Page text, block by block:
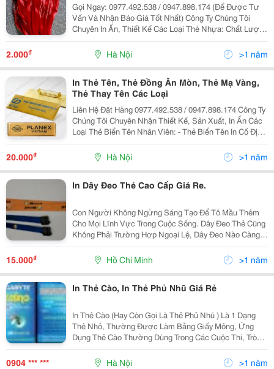
Gọi Ngay: 0977.492.538 / 0947.898.174 (Để Được Tư
Vấn Và Nhận Báo Giá Tốt Nhất) Công Ty Chúng Tôi
Chuyên In Ấn, Thiết Kế Các Loại Thẻ Nhựa: Chất Lượng
Đảm Bảo, Bền, Đẹp, Chi Phí Hợp Lý, Đáp Ứng Mọi Nhu
Cầu Tốt Nhất - In Thẻ Nhân Viên, Thẻ Hội
2.000₫ Hà Nội >1 năm
In Thẻ Tên, Thẻ Đồng Ăn Mòn, Thẻ Mạ Vàng,
Thẻ Thay Tên Các Loại
Liên Hệ Đặt Hàng 0977.492.538 / 0947.898.174 Công Ty
Chúng Tôi Chuyên Nhận Thiết Kế, Sản Xuất, In Ấn Các
Loại Thẻ Biển Tên Nhân Viên: - Thẻ Biển Tên In Cố Định
Thông Tin Chất Liệu Nhựa Pvc - Thẻ Biển Tên In Cố
Định Thông Tin Chất Liệu Nhôm X
20.000₫ Hà Nội >1 năm
In Dây Đeo Thẻ Cao Cấp Giá Re.
Con Người Không Ngừng Sáng Tạo Để Tô Mầu Thêm
Cho Mọi Lĩnh Vực Trong Cuộc Sống. Dây Đeo Thẻ Cũng
Không Phải Trường Hợp Ngoại Lệ, Dây Đeo Nào Càng
Sáng Tạo Càng Dễ Gây Ấn Tượng Và Tạo Được Sự
Chú Ý Của Mọi Người Thì Dễ Tạo Ra Thanh Công Mong
15.000₫ Hồ Chí Minh >1 năm
In Thẻ Cào, In Thẻ Phủ Nhũ Giá Rẻ
In Thẻ Cào (Hay Còn Gọi Là Thẻ Phủ Nhũ ) Là 1 Dạng
Thẻ Nhỏ, Thường Được Làm Bằng Giấy Mỏng, Ứng
Dụng Thẻ Cào Thường Dùng Trong Các Cuộc Thi, Trò
Chơi, Hoặc Các Chương Trình Trúng Thưởng. Thẻ
Được I N Ấn Đầy Đủ Các Thông Tin Liên Quan Đến Trò
0904 *** *** Hà Nội >1 năm